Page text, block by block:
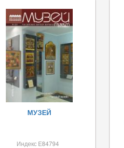
МУЗЕЙ
Индекс Е84794